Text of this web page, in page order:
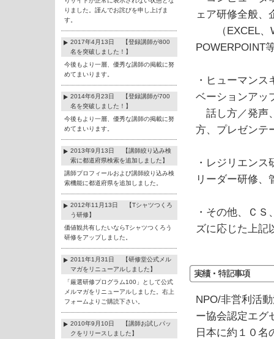
りました。謹んでお詫びを申し上げま
す。
2017年4月13日 【登録講師が800
名を突破しました！】
今後もより一層、優秀な講師の掲載に努
めてまいります。
2014年6月23日 【登録講師が700
名を突破しました！】
今後もより一層、優秀な講師の掲載に努
めてまいります。
2013年9月13日 【講師絞り込み検
索に都道府県検索を追加しました】
講師プロフィールおよび講師絞り込み検
索機能に都道府県を追加しました。
2012年11月13日 【Tシャツつくろ
う研修】
価値観共有したいならTシャツつくろう
研修をアップしました。
2011年1月31日 【研修堂公式メル
マガをリニューアルしました】
「厳選研修プログラム100」として公式
メルマガをリニューアルしました。右上
フォームよりご購読下さい。
2010年9月10日 【講師お試しパッ
クをリリースしました】
ェア研修全般、
（EXCEL、
POWERPOINT
・ヒューマン
ベーションアッ
話し方／発声
方、プレゼンテ
・レジリエン
リーダー研修、
・その他、Ｃ
ズに応じた上記
NPO/非営利活
ー協会認定エグ
日本に約１０名